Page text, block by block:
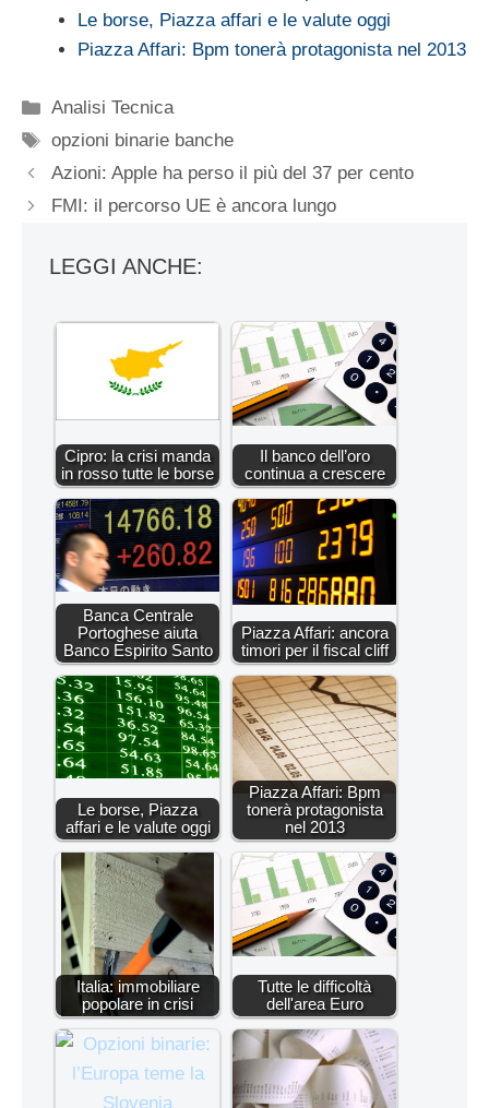
Le borse, Piazza affari e le valute oggi
Piazza Affari: Bpm tonerà protagonista nel 2013
Categorie
Analisi Tecnica
Tag
opzioni binarie banche
Azioni: Apple ha perso il più del 37 per cento
FMI: il percorso UE è ancora lungo
LEGGI ANCHE:
Cipro: la crisi manda
in rosso tutte le borse
Il banco dell’oro
continua a crescere
Banca Centrale
Portoghese aiuta
Banco Espirito Santo
Piazza Affari: ancora
timori per il fiscal cliff
Le borse, Piazza
affari e le valute oggi
Piazza Affari: Bpm
tonerà protagonista
nel 2013
Italia: immobiliare
popolare in crisi
Tutte le difficoltà
dell'area Euro